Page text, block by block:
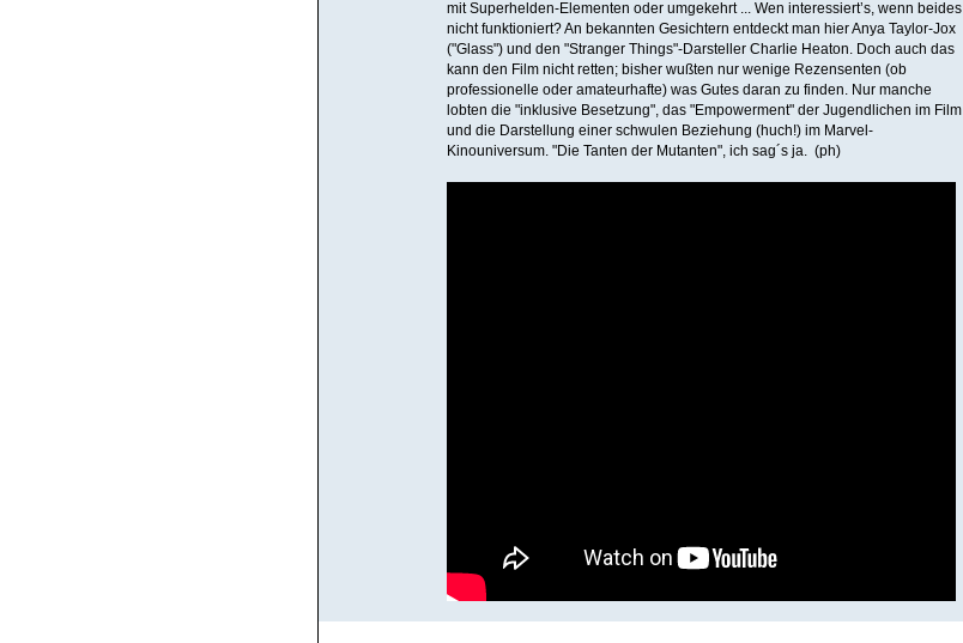
mit Superhelden-Elementen oder umgekehrt ... Wen interessiert’s, wenn beides
nicht funktioniert? An bekannten Gesichtern entdeckt man hier Anya Taylor-Jox
("Glass") und den "Stranger Things"-Darsteller Charlie Heaton. Doch auch das
kann den Film nicht retten; bisher wußten nur wenige Rezensenten (ob
professionelle oder amateurhafte) was Gutes daran zu finden. Nur manche
lobten die "inklusive Besetzung", das "Empowerment" der Jugendlichen im Film
und die Darstellung einer schwulen Beziehung (huch!) im Marvel-
Kinouniversum. "Die Tanten der Mutanten", ich sag´s ja. (ph)